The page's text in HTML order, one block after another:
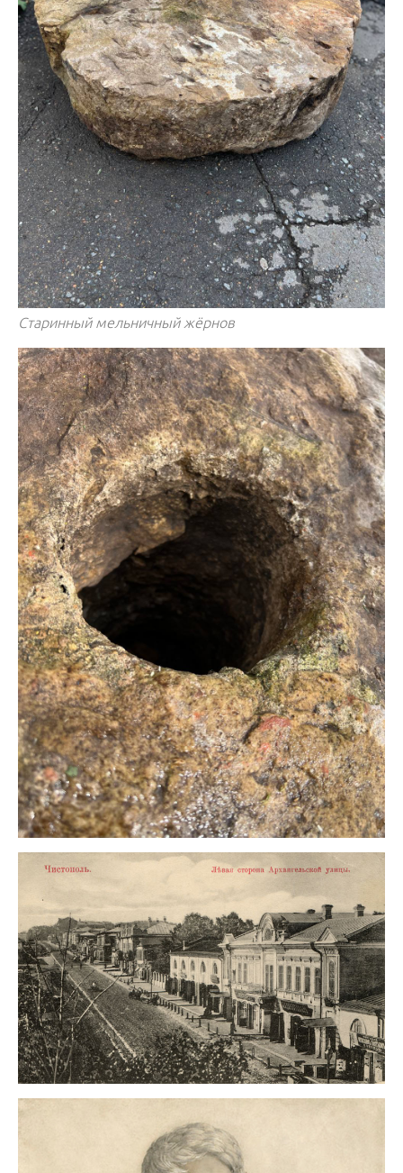
Старинный мельничный жёрнов